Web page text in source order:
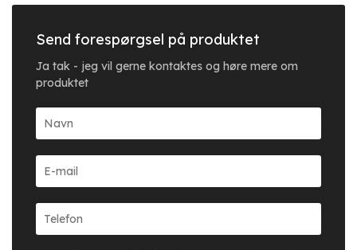
Send forespørgsel på produktet
Ja tak - jeg vil gerne kontaktes og høre mere om
produktet